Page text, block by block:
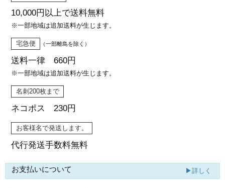
10,000円以上で送料無料
※一部地域は追加送料が生じます。
宅急便 （一部離島を除く）
送料一律 660円
※一部地域は追加送料が生じます。
名刺200枚まで
ネコポス 230円
お客様名で発送します。
代行発送手数料無料
お支払いについて ▶詳しく